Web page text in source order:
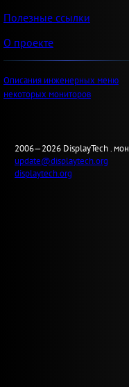
Полезные ссылки
О проекте
Описания инженерных меню
некоторых мониторов
2006—2026 DisplayTech .
update@displaytech.org
displaytech.org